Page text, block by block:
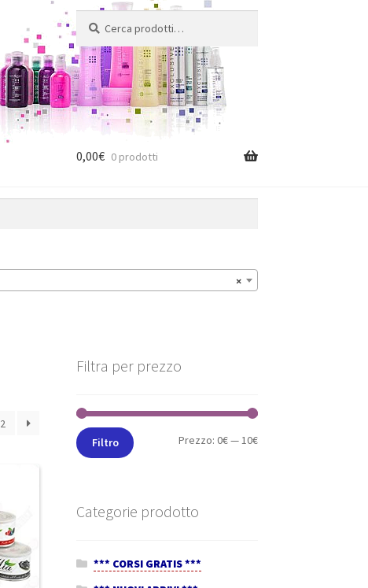
0,00€ 0 prodotti
×
2
Filtra per prezzo
Filtro Prezzo: 0€—10€
Categorie prodotto
*** CORSI GRATIS ***